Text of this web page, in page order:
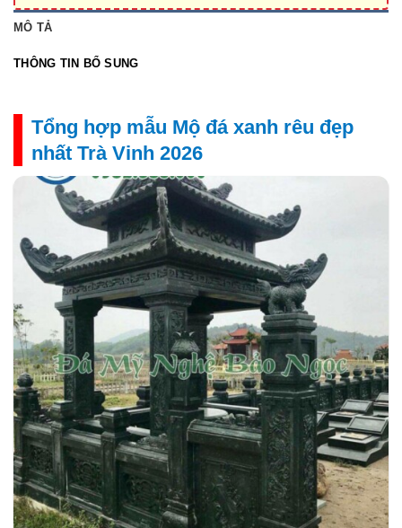
MÔ TẢ
THÔNG TIN BỔ SUNG
Tổng hợp mẫu Mộ đá xanh rêu đẹp
nhất Trà Vinh 2026